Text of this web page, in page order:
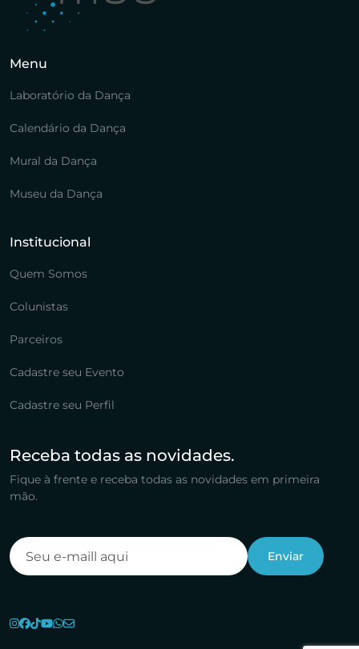
Menu
Laboratório da Dança
Calendário da Dança
Mural da Dança
Museu da Dança
Institucional
Quem Somos
Colunistas
Parceiros
Cadastre seu Evento
Cadastre seu Perfil
Receba todas as novidades.
Fique à frente e receba todas as novidades em primeira
mão.